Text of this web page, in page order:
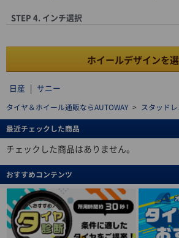
STEP 4. インチ選択
ホイールデザインを
日産 | サニー
タイヤ＆ホイール通販ならAUTOWAY > スタッド
最近チェックした商品
チェックした商品はありません。
おすすめコンテンツ